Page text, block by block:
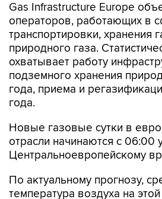
Gas Infrastructure Europe
операторов, работающих в
транспортировки, хранения
природного газа.
охватывает работу
подземного хранения
года, приема и
года.
Новые газовые сутки в
отрасли начинаются c 06:00
Центральноевропейскому
По актуальному прогнозу,
температура воздуха на